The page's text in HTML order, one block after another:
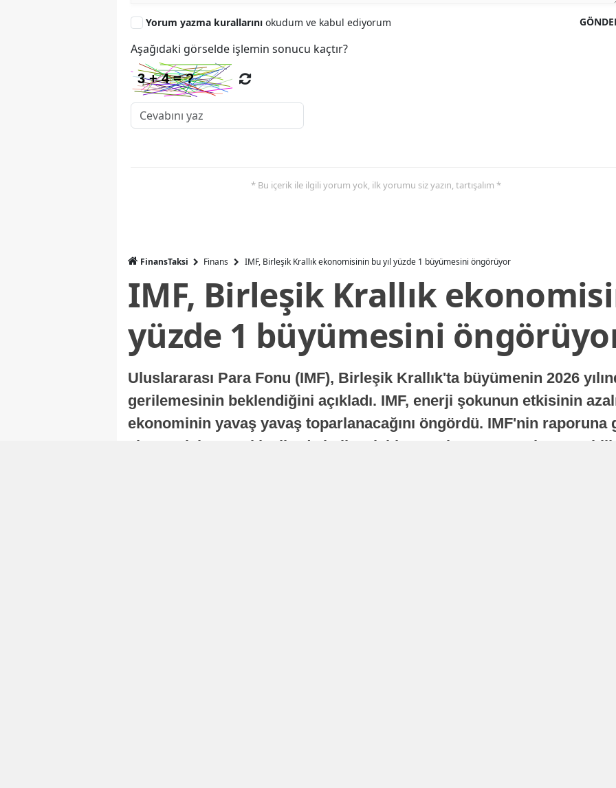
Yorum yazma kurallarını okudum ve kabul ediyorum
Aşağıdaki görselde işlemin sonucu kaçtır?
* Bu içerik ile ilgili yorum yok, ilk yorumu siz yazın, tartışalım *
FinansTaksi Finans IMF, Birleşik Krallık ekonomisinin bu yıl yüzde 1 büyümesini öngörüyor
IMF, Birleşik Krallık
yüzde 1 büyümesini
Uluslararası Para Fonu (IMF), Birleşik Krallık'ta büyümenin 2026
gerilemesinin beklendiğini açıkladı. IMF, enerji şokunun etkisinin
ekonominin yavaş yavaş toparlanacağını öngördü. IMF'nin raporuna
ekonomisi, sonraki yıllarda istikrarlı bir toparlanma süreci